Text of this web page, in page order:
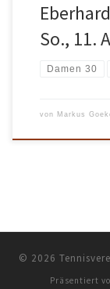
So., 11.
Damen 30
von Markus
© 2026
Präsentiert